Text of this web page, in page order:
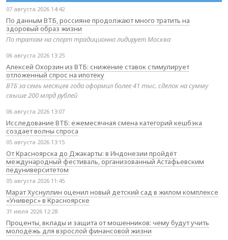
07 августа 2026 14:42
По данным ВТБ, россияне продолжают много тратить на
здоровый образ жизни
По тратам на спорт традиционно лидирует Москва
06 августа 2026 13:25
Алексей Охорзин из ВТБ: снижение ставок стимулирует
отложенный спрос на ипотеку
ВТБ за семь месяцев года оформил более 41 тыс. сделок на сумму
свыше 200 млрд рублей
06 августа 2026 13:07
Исследование ВТБ: ежемесячная смена категорий кешбэка
создает волны спроса
05 августа 2026 13:15
От Красноярска до Джакарты: в Индонезии пройдёт
международный фестиваль, организованный Астафьевским
педуниверситетом
05 августа 2026 11:45
Марат Хуснуллин оценил новый детский сад в жилом комплексе
«Универс» в Красноярске
31 июля 2026 12:28
Проценты, вклады и защита от мошенников: чему будут учить
молодёжь для взрослой финансовой жизни